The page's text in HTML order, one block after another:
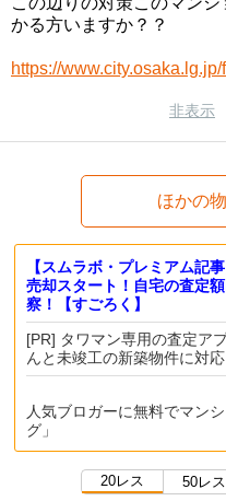
かる方いますか？？
https://www.city.osaka.lg.jp/
非表示
ほかの
【スムラボ・プレミアム記
売却スタート！自宅の査定
察！【すごろく】
[PR] タワマン専用の査定ア
んと未竣工の新築物件に対応
人気ブロガーに無料でマン
グ」
20レス 50レス